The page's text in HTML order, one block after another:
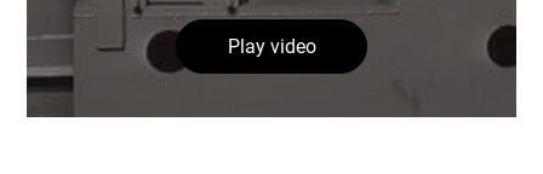
Play video